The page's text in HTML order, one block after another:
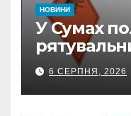
НОВИНИ
У Сумах
500-
росіян
6 СЕРПНЯ, 2026